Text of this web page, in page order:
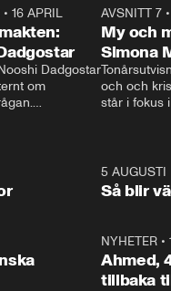
• 16 APRIL
Dadgostar
om
i val. Ska vi
sitter vi förstås
AVSNITT 7•
My och
Simona
och och
står i fokus
Rohwedder
5 AUGUSTI
Så blir
NYHETER•
Ahmed,
tillbaka